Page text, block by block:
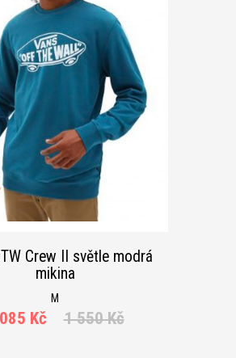
Crew II světle modrá
mikina
M
Kč 1 550 Kč